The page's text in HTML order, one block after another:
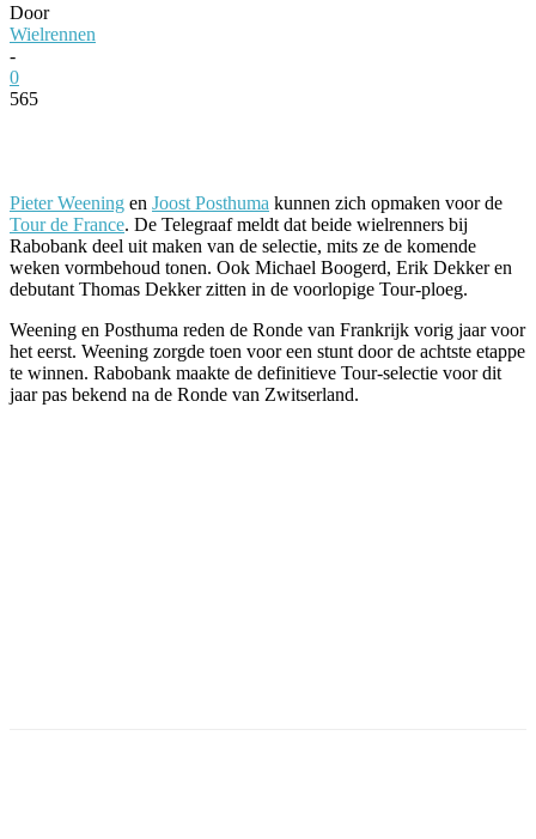
Door
Wielrennen
-
0
565
Pieter Weening en Joost Posthuma kunnen zich opmaken voor de
Tour de France. De Telegraaf meldt dat beide wielrenners bij
Rabobank deel uit maken van de selectie, mits ze de komende
weken vormbehoud tonen. Ook Michael Boogerd, Erik Dekker en
debutant Thomas Dekker zitten in de voorlopige Tour-ploeg.
Weening en Posthuma reden de Ronde van Frankrijk vorig jaar voor
het eerst. Weening zorgde toen voor een stunt door de achtste etappe
te winnen. Rabobank maakte de definitieve Tour-selectie voor dit
jaar pas bekend na de Ronde van Zwitserland.